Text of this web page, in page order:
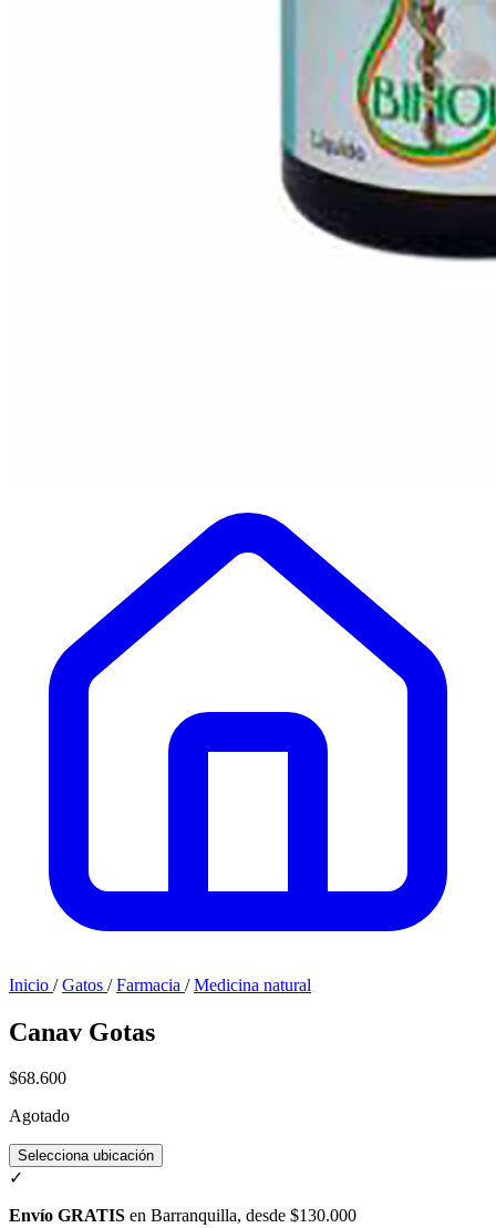
Inicio / Gatos / Farmacia / Medicina natural
Canav Gotas
$68.600
Agotado
Selecciona ubicación
✓
Envío GRATIS en Barranquilla, desde $130.000